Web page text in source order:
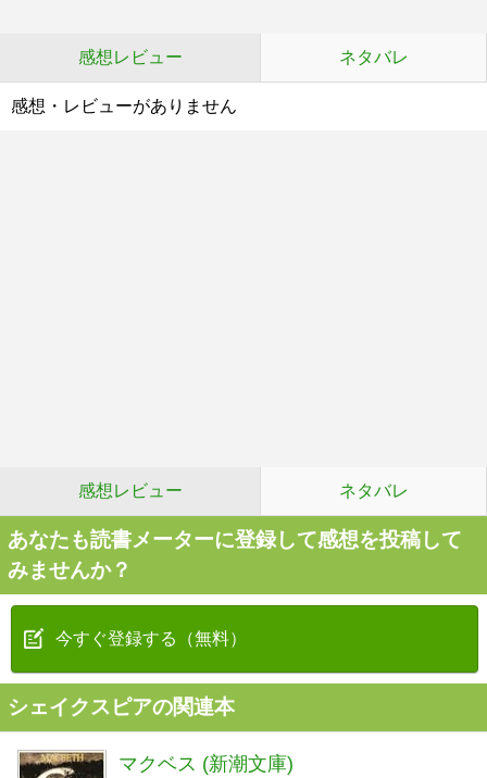
感想レビュー ネタバレ
感想・レビューがありません
感想レビュー ネタバレ
あなたも読書メーターに登録して感想を投稿して
みませんか？
今すぐ登録する（無料）
シェイクスピアの関連本
マクベス (新潮文庫)